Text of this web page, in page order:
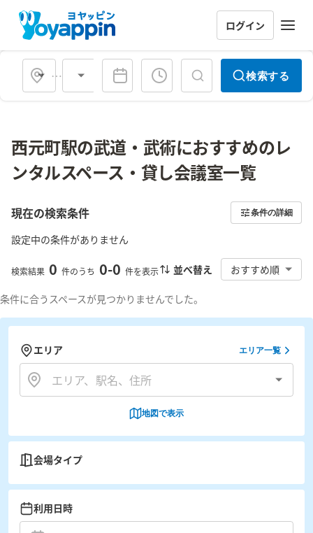
ログイン
会場タイプ 検索する
西元町駅の武道・武術におすすめのレ
ンタルスペース・貸し会議室一覧
現在の検索条件 条件の詳細
設定中の条件がありません
検索結果 0 件のうち 0-0 件を表示 並べ替え おすすめ順
条件に合うスペースが見つかりませんでした。
エリア エリア一覧
地図で表示
会場タイプ
利用日時